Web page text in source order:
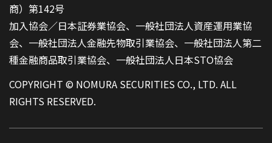
商）第142号
加入協会／日本証券業協会、一般社団法人資産運用業協
会、一般社団法人金融先物取引業協会、一般社団法人第二
種金融商品取引業協会、一般社団法人日本STO協会
COPYRIGHT © NOMURA SECURITIES CO., LTD. ALL
RIGHTS RESERVED.